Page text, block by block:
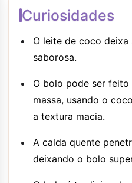
Curiosidades
O leite de coco deixa
saborosa.
O bolo pode ser
massa, usando o
a textura macia.
A calda quente
deixando o bolo